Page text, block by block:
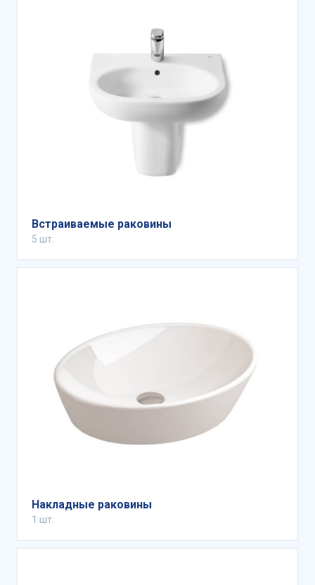
Встраиваемые раковины
5 шт.
Накладные раковины
1 шт.